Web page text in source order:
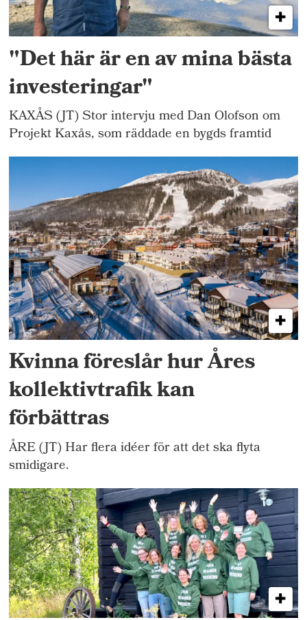
"Det här är en av mina bästa
investeringar"
KAXÅS (JT) Stor intervju med Dan Olofson om
Projekt Kaxås, som räddade en bygds framtid
Kvinna föreslår hur Åres
kollektivtrafik kan
förbättras
ÅRE (JT) Har flera idéer för att det ska flyta
smidigare.